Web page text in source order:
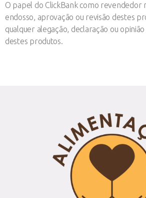
O papel do ClickBank como revendedor
endosso, aprovação ou revisão destes
qualquer alegação, declaração ou
destes produtos.